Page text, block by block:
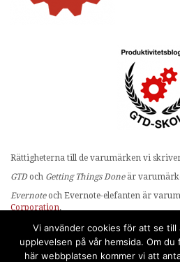
Rättigheterna till de varumärken vi
GTDoch Getting Things Doneär
Evernoteoch Evernote-elefanten är
Corporation.
OmniFocusägs av The Omni Group
Ikoner och bilder kommer i många fall
Vi använder cookies för att se
upplevelsen på vår hemsida. Om
här webbplatsen kommer vi att